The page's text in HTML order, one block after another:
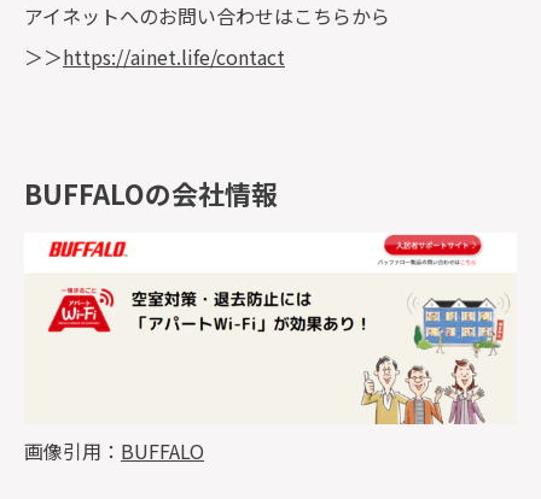
アイネットへのお問い合わせはこちらから
＞＞https://ainet.life/contact
BUFFALOの会社情報
画像引用： BUFFALO